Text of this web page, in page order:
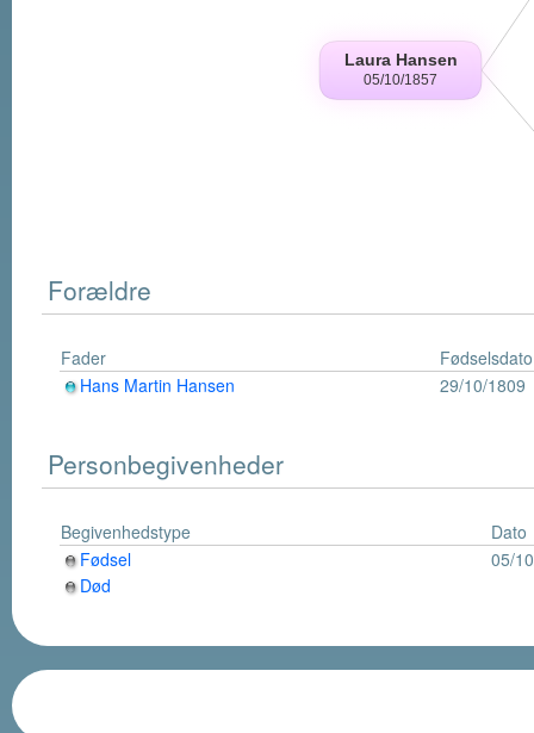
Forældre
Fader
Fødselsdato
Hans Martin Hansen
29/10/1809
Personbegivenheder
Begivenhedstype
Dato
Fødsel
05/
Død